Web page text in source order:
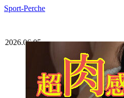
Sport-Perche
2026.06.05